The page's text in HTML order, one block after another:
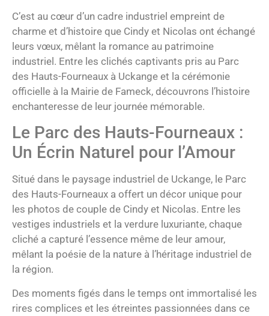
C’est au cœur d’un cadre industriel empreint de
charme et d’histoire que Cindy et Nicolas ont échangé
leurs vœux, mêlant la romance au patrimoine
industriel. Entre les clichés captivants pris au Parc
des Hauts-Fourneaux à Uckange et la cérémonie
officielle à la Mairie de Fameck, découvrons l’histoire
enchanteresse de leur journée mémorable.
Le Parc des Hauts-Fourneaux :
Un Écrin Naturel pour l’Amour
Situé dans le paysage industriel de Uckange, le Parc
des Hauts-Fourneaux a offert un décor unique pour
les photos de couple de Cindy et Nicolas. Entre les
vestiges industriels et la verdure luxuriante, chaque
cliché a capturé l’essence même de leur amour,
mêlant la poésie de la nature à l’héritage industriel de
la région.
Des moments figés dans le temps ont immortalisé les
rires complices et les étreintes passionnées dans ce